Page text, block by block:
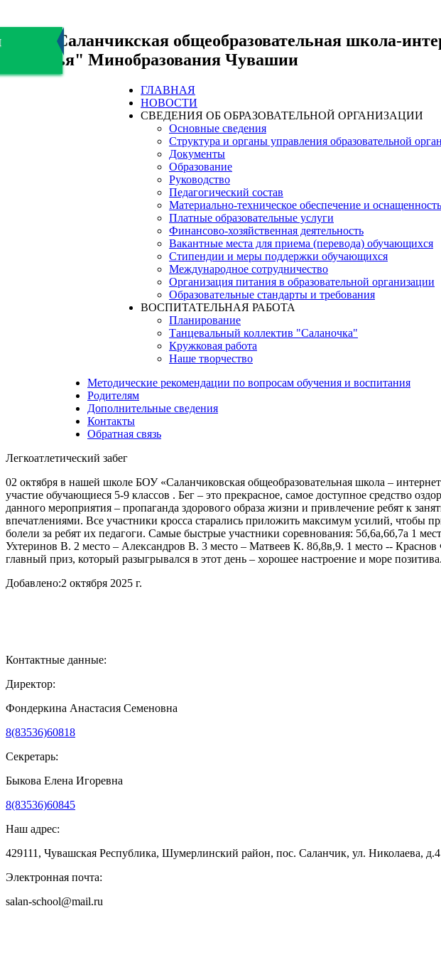
БОУ "Саланчикская общеобразовательная школа-
здоровья" Минобразования Чувашии
ГЛАВНАЯ
НОВОСТИ
СВЕДЕНИЯ ОБ ОБРАЗОВАТЕЛЬНОЙ ОРГАНИЗАЦИИ
Основные сведения
Структура и органы управления образовательной
Документы
Образование
Руководство
Педагогический состав
Материально-техническое обеспечение и
Платные образовательные услуги
Финансово-хозяйственная деятельность
Вакантные места для приема (перевода) обучающихся
Стипендии и меры поддержки обучающихся
Международное сотрудничество
Организация питания в образовательной организации
Образовательные стандарты и требования
ВОСПИТАТЕЛЬНАЯ РАБОТА
Планирование
Танцевальный коллектив "Саланочка"
Кружковая работа
Наше творчество
Методические рекомендации по вопросам обучения и воспитания
Родителям
Дополнительные сведения
Контакты
Обратная связь
Легкоатлетический забег
02 октября в нашей школе БОУ «Саланчиковская общеобразовательная школа –
участие обучающиеся 5-9 классов . Бег – это прекрасное, самое доступное средство
данного мероприятия – пропаганда здорового образа жизни и привлечение ребят к
впечатлениями. Все участники кросса старались приложить максимум усилий,
болели за ребят их педагоги. Самые быстрые участники соревнования: 5б,6а,6б,7а 1
Ухтеринов В. 2 место – Александров В. 3 место – Матвеев К. 8б,8в,9. 1 место --
главный приз, который разыгрывался в этот день – хорошее настроение и море позитива.
Добавлено:2 октября 2025 г.
Контактные данные:
Директор:
Фондеркина Анастасия Семеновна
8(83536)60818
Секретарь:
Быкова Елена Игоревна
8(83536)60845
Наш адрес:
429111, Чувашская Республика, Шумерлинский район, пос. Саланчик, ул. Николаева, д.4
Электронная почта:
salan-school@mail.ru